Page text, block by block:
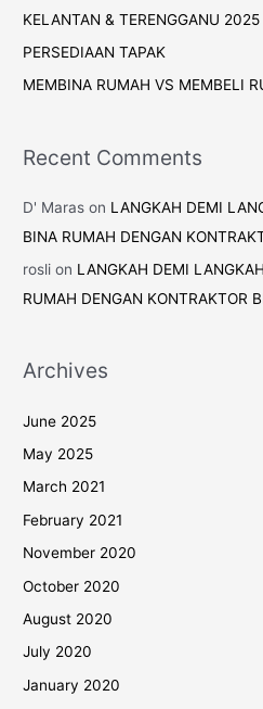
KELANTAN & TERENGGANU 2025
PERSEDIAAN TAPAK
MEMBINA RUMAH VS MEMBELI
Recent Comments
D' Maras on LANGKAH DEMI
BINA RUMAH DENGAN
rosli on LANGKAH DEMI
RUMAH DENGAN KONTRAKTOR
Archives
June 2025
May 2025
March 2021
February 2021
November 2020
October 2020
August 2020
July 2020
January 2020